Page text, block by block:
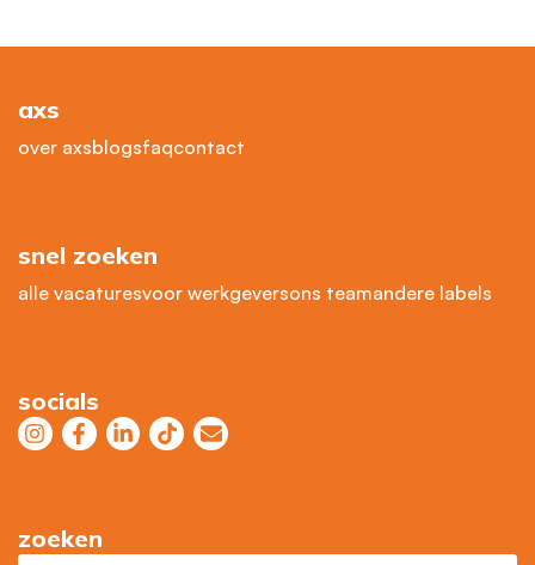
axs
over axsblogsfaqcontact
snel zoeken
alle vacaturesvoor werkgeversons teamandere labels
socials
zoeken